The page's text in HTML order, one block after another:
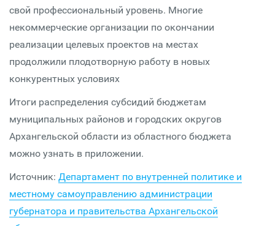
свой профессиональный уровень. Многие
некоммерческие организации по окончании
реализации целевых проектов на местах
продолжили плодотворную работу в новых
конкурентных условиях
Итоги распределения субсидий бюджетам
муниципальных районов и городских округов
Архангельской области из областного бюджета
можно узнать в приложении.
Источник: Департамент по внутренней политике и
местному самоуправлению администрации
губернатора и правительства Архангельской